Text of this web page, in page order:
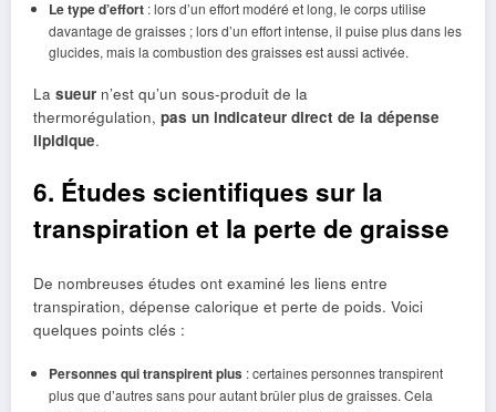
Le type d’effort: lors d’un effort modéré et long, le corps utilise
davantage de graisses ; lors d’un effort intense, il puise plus dans les
glucides, mais la combustion des graisses est aussi activée.
La sueur n’est qu’un sous-produit de la
thermorégulation, pas un indicateur direct de la dépense
lipidique.
6. Études scientifiques sur la
transpiration et la perte de graisse
De nombreuses études ont examiné les liens entre
transpiration, dépense calorique et perte de poids. Voici
quelques points clés :
Personnes qui transpirent plus : certaines personnes transpirent
plus que d’autres sans pour autant brûler plus de graisses. Cela